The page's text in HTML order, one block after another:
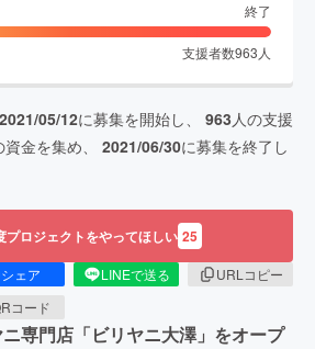
終了
支援者数963 人
2021/05/12に募集を開始し、 963 人の支援
資金を集め、 2021/06/30に募集を終了し
プロジェクトをやってほしい 25
シェア LINEで送る
URLコピー
コード
専門店「ビリヤニ大澤」をオープ